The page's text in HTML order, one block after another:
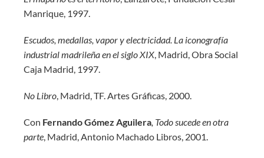
Manrique, 1997.
Escudos, medallas, vapor y electricidad. La iconografía
industrial madrileña en el siglo XIX , Madrid, Obra Social
Caja Madrid, 1997.
No Libro , Madrid, TF. Artes Gráficas, 2000.
Con Fernando Gómez Aguilera , Todo sucede en otra
parte , Madrid, Antonio Machado Libros, 2001.